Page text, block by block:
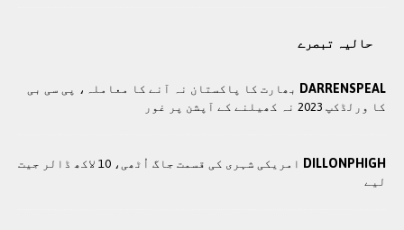
حالیہ تبصرے
DARRENSPEAL بھارت کا پاکستان نہ آنے کا معاملہ، پی سی بی
کا ورلڈکپ 2023 نہ کھیلنے کے آپشن پر غور
DILLONPHIGH
امریکی شہری کی قسمت جاگ اُٹھی، 10 لاکھ ڈالر جیت
لیے